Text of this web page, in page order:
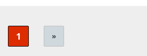
1 »